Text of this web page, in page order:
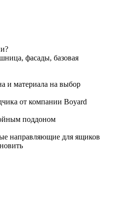
фасады, базовая
и материала на выбор
от компании Boyard
поддоном
направляющие для ящиков